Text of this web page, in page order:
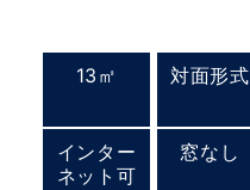
13㎡ 対面形式
インター
ネット可
窓なし